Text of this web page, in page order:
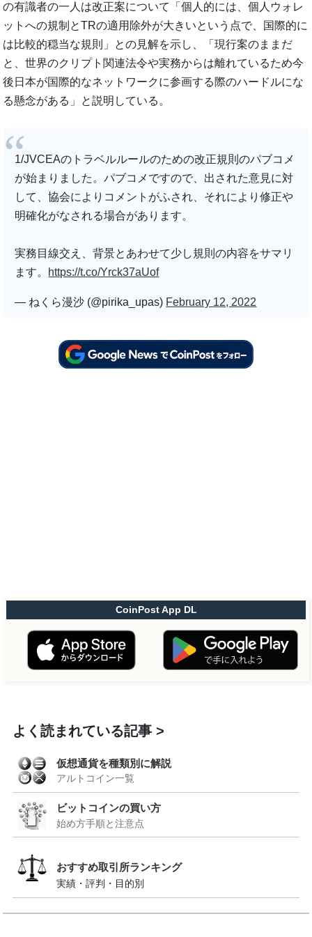
の有識者の一人は改正案について「個人的には、個人ウォレ
ットへの規制とTRの適用除外が大きいという点で、国際的に
は比較的穏当な規則」との見解を示し、「現行案のままだ
と、世界のクリプト関連法令や実務からは離れているため今
後日本が国際的なネットワークに参画する際のハードルにな
る懸念がある」と説明している。
1/JVCEAのトラベルルールのための改正規則のパブコメ
が始まりました。パブコメですので、出された意見に対
して、協会によりコメントがふされ、それにより修正や
明確化がなされる場合があります。
実務目線交え、背景とあわせて少し規則の内容をサマリ
ます。 https://t.co/Yrck37aUof
— ねくら漫沙 (@pirika_upas) February 12, 2022
CoinPost App DL
よく読まれている記事
仮想通貨を種類別に解説
アルトコイン一覧
ビットコインの買い方
始め方手順と注意点
おすすめ取引所ランキング
実績・評判・目的別